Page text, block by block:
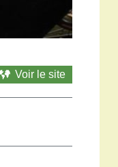
Voir le site